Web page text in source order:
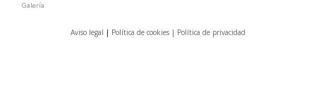
Galería
Aviso legal | Política de cookies | Política de privacidad